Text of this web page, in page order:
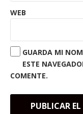
WEB
GUARDA MI
ESTE
COMENTE.